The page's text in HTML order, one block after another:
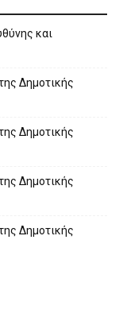
και
Δημοτικής
Δημοτικής
Δημοτικής
Δημοτικής